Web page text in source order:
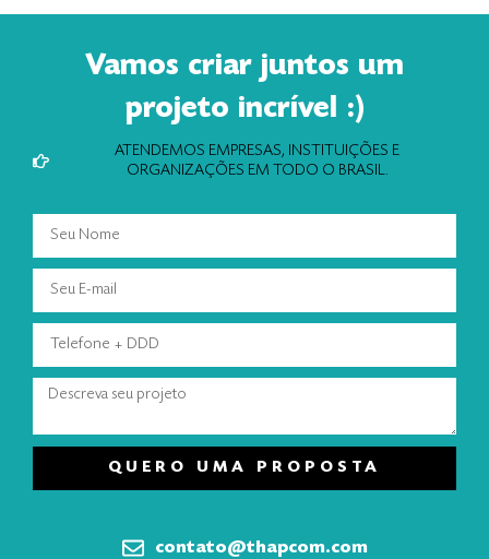
Vamos criar juntos um
projeto incrível :)
ATENDEMOS EMPRESAS, INSTITUIÇÕES E
ORGANIZAÇÕES EM TODO O BRASIL.
QUERO UMA PROPOSTA
contato@thapcom.com